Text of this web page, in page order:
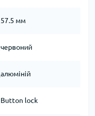
57.5 мм
червоний
алюміній
Button lock